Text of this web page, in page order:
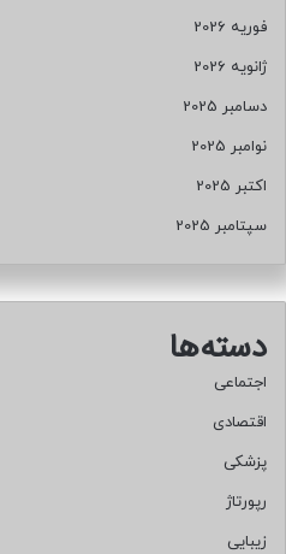
فوریه 2026
ژانویه 2026
دسامبر 2025
نوامبر 2025
اکتبر 2025
سپتامبر 2025
دسته‌ها
اجتماعی
اقتصادی
پزشکی
رپورتاژ
زیبایی